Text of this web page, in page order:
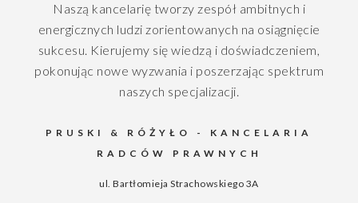
Naszą kancelarię tworzy zespół ambitnych i
energicznych ludzi zorientowanych na osiągnięcie
sukcesu. Kierujemy się wiedzą i doświadczeniem,
pokonując nowe wyzwania i poszerzając spektrum
naszych specjalizacji.
PRUSKI & RÓŻYŁO - KANCELARIA
RADCÓW PRAWNYCH
ul. Bartłomieja Strachowskiego 3A